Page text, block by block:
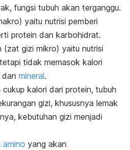
fungsi tubuh akan terganggu.
yaitu nutrisi pemberi
protein dan karbohidrat.
(zat gizi mikro) yaitu nutrisi
tidak memasok kalori
dan mineral.
kalori dari protein, tubuh
gizi, khususnya lemak
kebutuhan gizi menjadi
amino yang akan